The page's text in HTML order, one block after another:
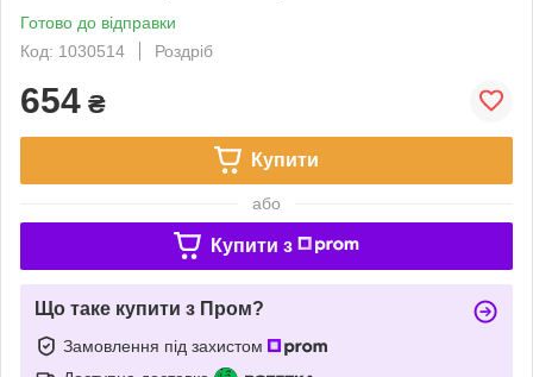
Готово до відправки
Код: 1030514
Роздріб
654 ₴
Купити
або
Купити з
Що таке купити з Пром?
Замовлення під захистом